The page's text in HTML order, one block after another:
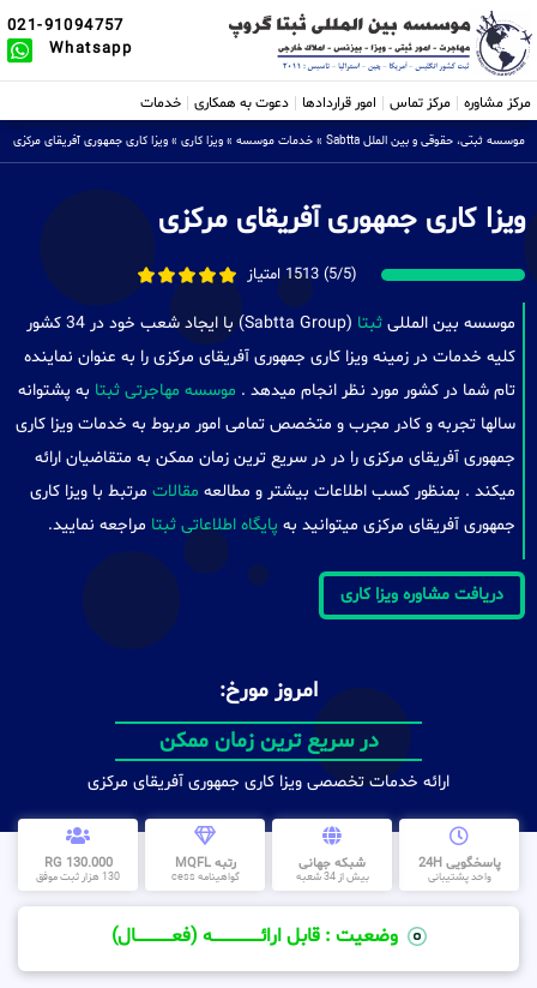
021-91094757
Whatsapp
مرکز مشاوره مرکز تماس امور قراردادها دعوت به همکاری خدمات
موسسه ثبتی، حقوقی و بین الملل Sabtta » خدمات موسسه » ویزا کاری » ویزا کاری جمهوری آفریقای مرکزی
ویزا کاری جمهوری آفریقای مرکزی
(5/5) 1513 امتیاز
موسسه بین المللی ثبتا
(Sabtta Group) با ایجاد شعب خود در 34 کشور
کلیه خدمات در زمینه ویزا کاری جمهوری آفریقای مرکزی را به عنوان نماینده
تام شما در کشور مورد نظر انجام میدهد . موسسه مهاجرتی ثبتا به پشتوانه
سالها تجربه و کادر مجرب و متخصص تمامی امور مربوط به خدمات ویزا کاری
جمهوری آفریقای مرکزی را در در سریع ترین زمان ممکن به متقاضیان ارائه
میکند . بمنظور کسب اطلاعات بیشتر و مطالعه مقالات مرتبط با ویزا کاری
جمهوری آفریقای مرکزی میتوانید به پایگاه اطلاعاتی ثبتا مراجعه نمایید.
دریافت مشاوره ویزا کاری
امروز مورخ:
در سریع ترین زمان ممکن
ارائه خدمات تخصصی ویزا کاری جمهوری آفریقای مرکزی
پاسخگویی 24H
واحد پشتیبانی
شبکه جهانی
بیش از 34 شعبه
رتبه MQFL
گواهینامه cess
130.000 RG
130 هزار ثبت موفق
وضعیت : قابل ارائــــــــــــــــــــه (فعـــــــــــــــال)